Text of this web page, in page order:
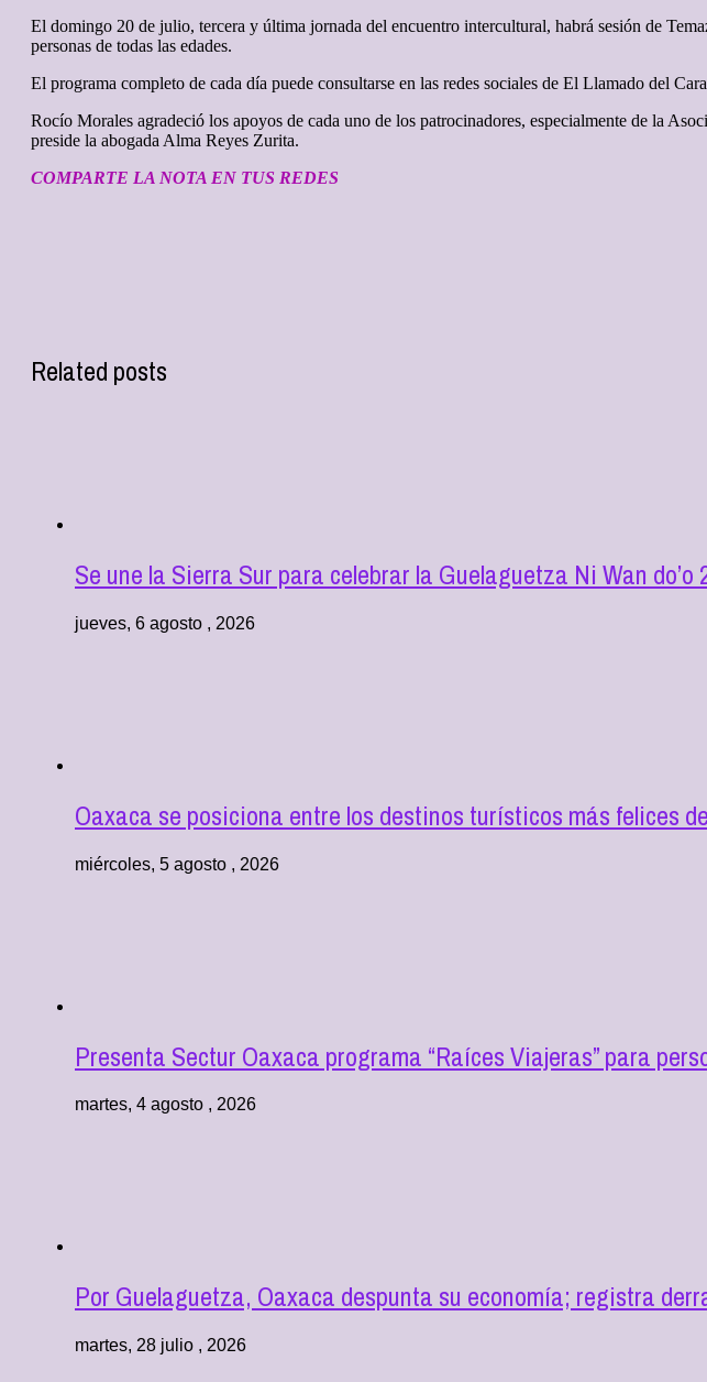
El domingo 20 de julio, tercera y última jornada del encuentro intercultural, habrá sesión de
personas de todas las edades.
El programa completo de cada día puede consultarse en las redes sociales de El Llamado del
Rocío Morales agradeció los apoyos de cada uno de los patrocinadores, especialmente de la
preside la abogada Alma Reyes Zurita.
COMPARTE LA NOTA EN TUS REDES
Related posts
Se une la Sierra Sur para celebrar la Guelaguetza Ni Wan do’o
jueves, 6 agosto , 2026
Oaxaca se posiciona entre los destinos turísticos más felices
miércoles, 5 agosto , 2026
Presenta Sectur Oaxaca programa “Raíces Viajeras” para
martes, 4 agosto , 2026
Por Guelaguetza, Oaxaca despunta su economía; registra
martes, 28 julio , 2026